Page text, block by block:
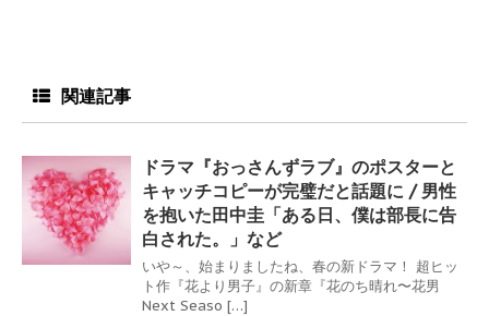
関連記事
ドラマ『おっさんずラブ』のポスターと
キャッチコピーが完璧だと話題に / 男性
を抱いた田中圭「ある日、僕は部長に告
白された。」など
いや～、始まりましたね、春の新ドラマ！ 超ヒッ
ト作『花より男子』の新章『花のち晴れ〜花男
Next Seaso […]